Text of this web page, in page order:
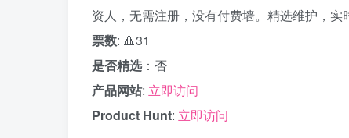
资人，无需注册，没有付费墙。精选维护，实
票数: 🔺31
是否精选：否
产品网站: 立即访问
Product Hunt: 立即访问